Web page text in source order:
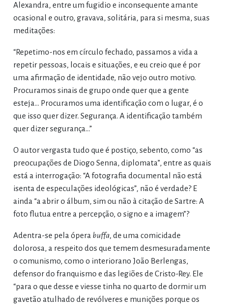
Alexandra, entre um fugidio e inconsequente amante
ocasional e outro, gravava, solitária, para si mesma, suas
meditações:
“Repetimo-nos em círculo fechado, passamos a vida a
repetir pessoas, locais e situações, e eu creio que é por
uma afirmação de identidade, não vejo outro motivo.
Procuramos sinais de grupo onde quer que a gente
esteja… Procuramos uma identificação com o lugar, é o
que isso quer dizer. Segurança. A identificação também
quer dizer segurança…”
O autor vergasta tudo que é postiço, sebento, como “as
preocupações de Diogo Senna, diplomata”, entre as quais
está a interrogação: “A fotografia documental não está
isenta de especulações ideológicas”, não é verdade? E
ainda “a abrir o álbum, sim ou não à citação de Sartre: A
foto flutua entre a percepção, o signo e a imagem”?
Adentra-se pela ópera buffa, de uma comicidade
dolorosa, a respeito dos que temem desmesuradamente
o comunismo, como o interiorano João Berlengas,
defensor do franquismo e das legiões de Cristo-Rey. Ele
“para o que desse e viesse tinha no quarto de dormir um
gavetão atulhado de revólveres e munições porque os